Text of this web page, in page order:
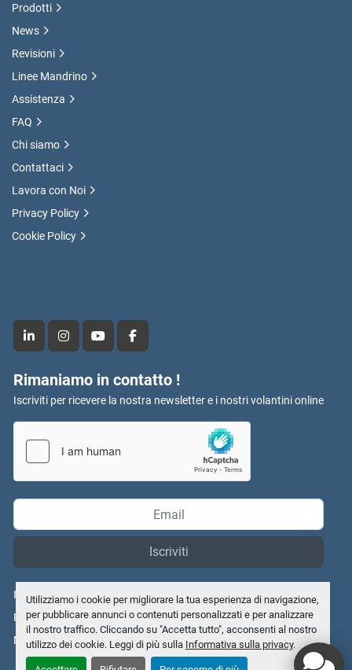
Utilizziamo i cookie per migliorare la tua esperienza di navigazione,
per pubblicare annunci o contenuti personalizzati e per analizzare
il nostro traffico. Cliccando su "Accetta tutto", acconsenti al nostro
utilizzo dei cookie. Leggi di più sulla Informativa sulla privacy.
linkedininstagramyoutubefacebook
Rimaniamo in contatto !
Iscriviti per ricevere la nostra newsletter e i nostri volantini online
Iscriviti
Informativa sulla privacy
Personalizza le preferenze sui Cookies
Machinio Systemsito web diMachinio
Prodotti
News
Revisioni
Linee Mandrino
Assistenza
FAQ
Chi siamo
Contattaci
Lavora con Noi
Privacy Policy
Cookie Policy